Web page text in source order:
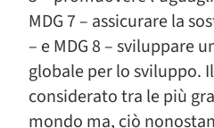
MDG 7 – assicurare la
– e MDG 8 – sviluppare
globale per lo sviluppo.
considerato tra le più
mondo ma, ciò